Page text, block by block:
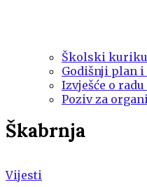
Školski
Godišnji plan
Izvješće o
Poziv za
Škabrnja
Vijesti